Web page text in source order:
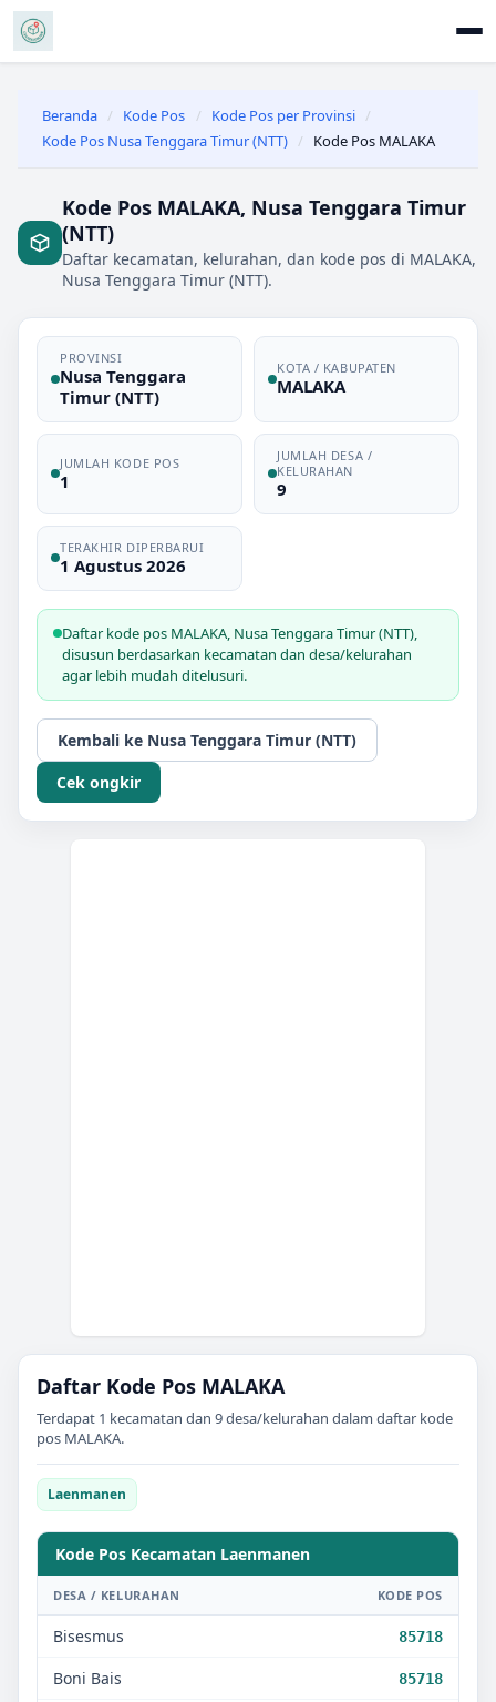
Beranda / Kode Pos / Kode Pos per Provinsi /
Kode Pos Nusa Tenggara Timur (NTT) / Kode Pos MALAKA
Kode Pos MALAKA, Nusa Tenggara Timur
(NTT)
Daftar kecamatan, kelurahan, dan kode pos di MALAKA,
Nusa Tenggara Timur (NTT).
PROVINSI
Nusa Tenggara
Timur (NTT)
KOTA / KABUPATEN
MALAKA
JUMLAH KODE POS
1
JUMLAH DESA /
KELURAHAN
9
TERAKHIR DIPERBARUI
1 Agustus 2026
Daftar kode pos MALAKA Nusa Tenggara Timur (NTT)
disusun berdasarkan kecamatan dan desa/kelurahan
agar lebih mudah ditelusuri.
Kembali ke Nusa Tenggara Timur (NTT)
Cek ongkir
Daftar Kode Pos MALAKA
Terdapat 1 kecamatan dan 9desa/kelurahan dalam daftar kode
pos MALAKA.
Laenmanen
Kode Pos Kecamatan Laenmanen
DESA / KELURAHAN KODE POS
Bisesmus 85718
Boni Bais 85718